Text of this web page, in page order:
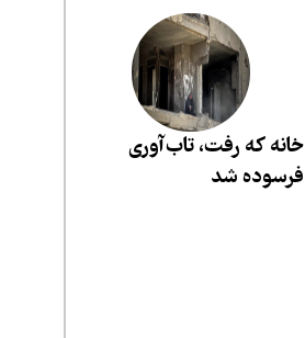
خانه که رفت، تاب‌آوری
فرسوده شد